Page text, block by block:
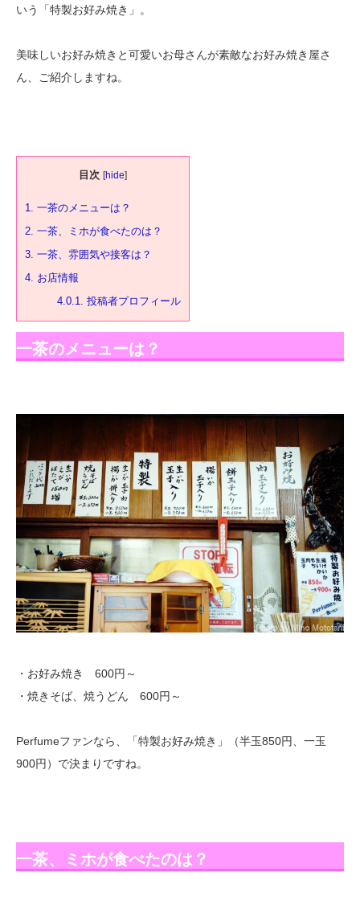
いう「特製お好み焼き」。
美味しいお好み焼きと可愛いお母さんが素敵なお好み焼き屋さ
ん、ご紹介しますね。
目次 [hide]
1. 一茶のメニューは？
2. 一茶、ミホが食べたのは？
3. 一茶、雰囲気や接客は？
4. お店情報
4.0.1. 投稿者プロフィール
一茶のメニューは？
・お好み焼き 600円～
・焼きそば、焼うどん 600円～
Perfumeファンなら、「特製お好み焼き」（半玉850円、一玉
900円）で決まりですね。
一茶、ミホが食べたのは？